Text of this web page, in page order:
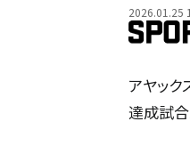
2026.01.25
アヤック
達成試